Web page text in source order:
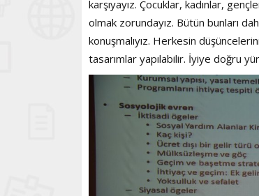
karşıyayız. Çocuklar, kadınlar,
olmak zorundayız. Bütün bunları
konuşmalıyız. Herkesin
tasarımlar yapılabilir. İyiye doğru